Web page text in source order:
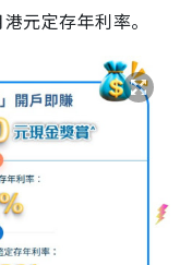
元定存年利率。